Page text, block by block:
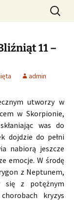
i
Szukaj:
11 –
admin
utworzy w
w Skorpionie,
was do
dojdzie do pełni
nabiorą jeszcze
emocje. W środę
z Neptunem,
się z potężnym
kryzys